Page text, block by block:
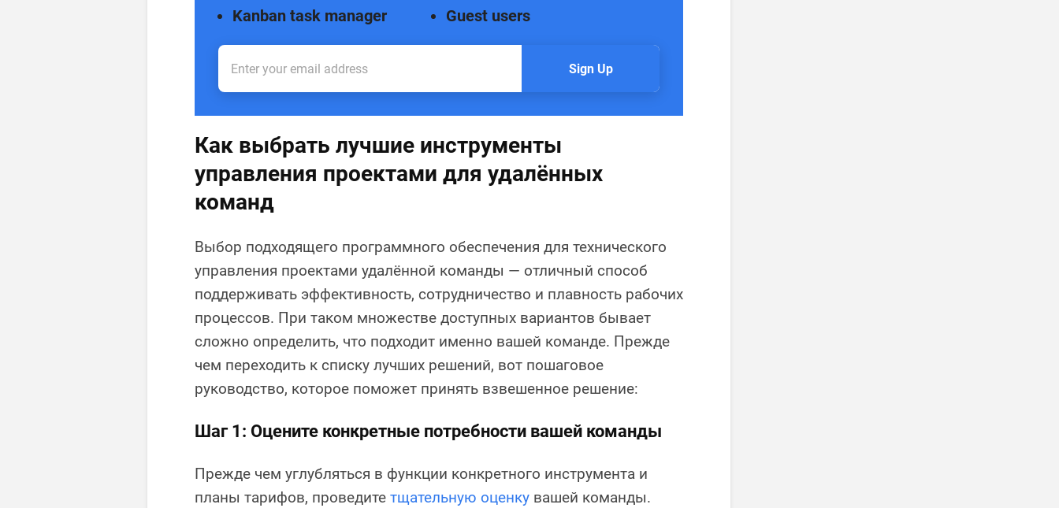
Kanban task manager
Guest users
Sign Up
Как выбрать лучшие инструменты
управления проектами для удалённых
команд
Выбор подходящего программного обеспечения для технического
управления проектами удалённой команды — отличный способ
поддерживать эффективность, сотрудничество и плавность рабочих
процессов. При таком множестве доступных вариантов бывает
сложно определить, что подходит именно вашей команде. Прежде
чем переходить к списку лучших решений, вот пошаговое
руководство, которое поможет принять взвешенное решение:
Шаг 1: Оцените конкретные потребности вашей команды
Прежде чем углубляться в функции конкретного инструмента и
планы тарифов, проведите тщательную оценку вашей команды.